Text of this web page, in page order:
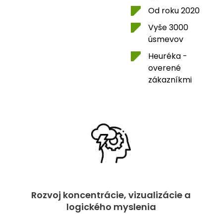
Od roku 2020
Vyše 3000
úsmevov
Heuréka -
overené
zákazníkmi
Rozvoj koncentrácie, vizualizácie a
logického myslenia